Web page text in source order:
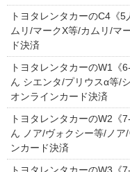
トヨタレンタカーのC4《
ムリ/マークX等/カムリ/マ
ド決済
トヨタレンタカーのW1《
ん シエンタ/プリウスα等/
オンラインカード決済
トヨタレンタカーのW2《
ん ノア/ヴォクシー等/ノ
ンカード決済